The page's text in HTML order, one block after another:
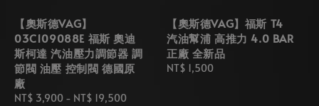
【奧斯德VAG】
03C109088E 福斯 奧迪
斯柯達 汽油壓力調節器 調
節閥 油壓 控制閥 德國原
廠
Regular
NT$ 3,900 - NT$ 19,500
【奧斯德VAG】福斯 T4
汽油幫浦 高推力 4.0 BAR
正廠 全新品
Regular
NT$ 1,500